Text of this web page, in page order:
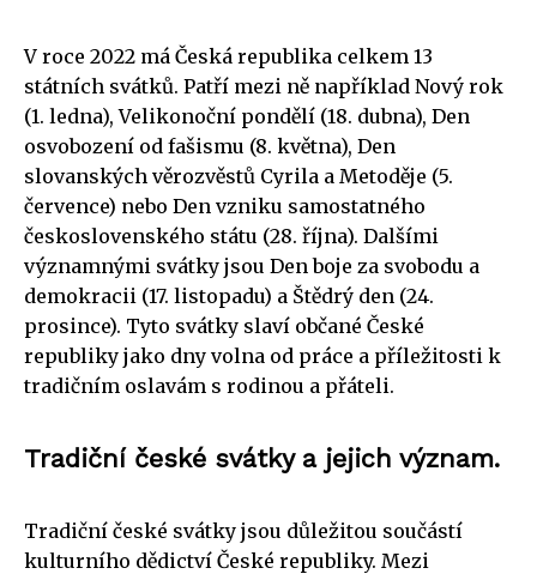
V roce 2022 má Česká republika celkem 13
státních svátků. Patří mezi ně například Nový rok
(1. ledna), Velikonoční pondělí (18. dubna), Den
osvobození od fašismu (8. května), Den
slovanských věrozvěstů Cyrila a Metoděje (5.
července) nebo Den vzniku samostatného
československého státu (28. října). Dalšími
významnými svátky jsou Den boje za svobodu a
demokracii (17. listopadu) a Štědrý den (24.
prosince). Tyto svátky slaví občané České
republiky jako dny volna od práce a příležitosti k
tradičním oslavám s rodinou a přáteli.
Tradiční české svátky a jejich význam.
Tradiční české svátky jsou důležitou součástí
kulturního dědictví České republiky. Mezi